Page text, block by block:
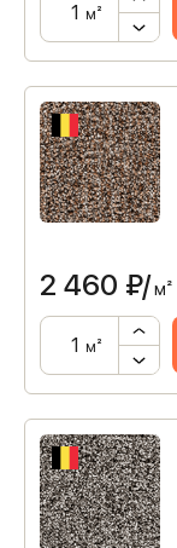
м²
2 460 ₽/м²
м²